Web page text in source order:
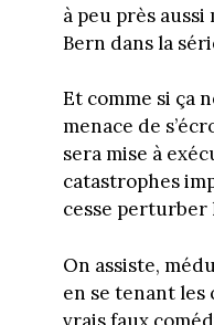
à peu près aussi
Bern dans la
Et comme si ça
menace de
sera mise à
catastrophes
cesse perturber
On assiste,
en se tenant les